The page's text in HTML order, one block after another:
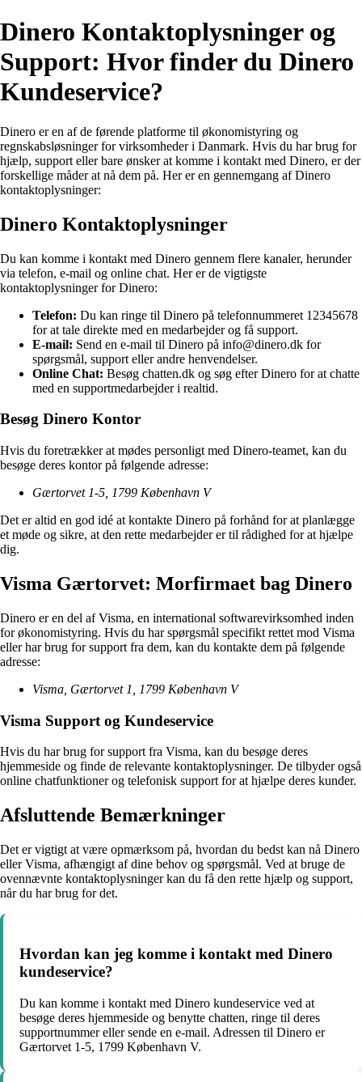
Dinero Kontaktoplysninger og
Support: Hvor finder du Dinero
Kundeservice?
Dinero er en af de førende platforme til økonomistyring og
regnskabsløsninger for virksomheder i Danmark. Hvis du har brug for
hjælp, support eller bare ønsker at komme i kontakt med Dinero, er der
forskellige måder at nå dem på. Her er en gennemgang af Dinero
kontaktoplysninger:
Dinero Kontaktoplysninger
Du kan komme i kontakt med Dinero gennem flere kanaler, herunder
via telefon, e-mail og online chat. Her er de vigtigste
kontaktoplysninger for Dinero:
Telefon: Du kan ringe til Dinero på telefonnummeret 12345678
for at tale direkte med en medarbejder og få support.
E-mail: Send en e-mail til Dinero på info@dinero.dk for
spørgsmål, support eller andre henvendelser.
Online Chat: Besøg chatten.dk og søg efter Dinero for at chatte
med en supportmedarbejder i realtid.
Besøg Dinero Kontor
Hvis du foretrækker at mødes personligt med Dinero-teamet, kan du
besøge deres kontor på følgende adresse:
Gærtorvet 1-5, 1799 København V
Det er altid en god idé at kontakte Dinero på forhånd for at planlægge
et møde og sikre, at den rette medarbejder er til rådighed for at hjælpe
dig.
Visma Gærtorvet: Morfirmaet bag Dinero
Dinero er en del af Visma, en international softwarevirksomhed inden
for økonomistyring. Hvis du har spørgsmål specifikt rettet mod Visma
eller har brug for support fra dem, kan du kontakte dem på følgende
adresse:
Visma, Gærtorvet 1, 1799 København V
Visma Support og Kundeservice
Hvis du har brug for support fra Visma, kan du besøge deres
hjemmeside og finde de relevante kontaktoplysninger. De tilbyder også
online chatfunktioner og telefonisk support for at hjælpe deres kunder.
Afsluttende Bemærkninger
Det er vigtigt at være opmærksom på, hvordan du bedst kan nå Dinero
eller Visma, afhængigt af dine behov og spørgsmål. Ved at bruge de
ovennævnte kontaktoplysninger kan du få den rette hjælp og support,
når du har brug for det.
Hvordan kan jeg komme i kontakt med Dinero
kundeservice?
Du kan komme i kontakt med Dinero kundeservice ved at
besøge deres hjemmeside og benytte chatten, ringe til deres
supportnummer eller sende en e-mail. Adressen til Dinero er
Gærtorvet 1-5, 1799 København V.